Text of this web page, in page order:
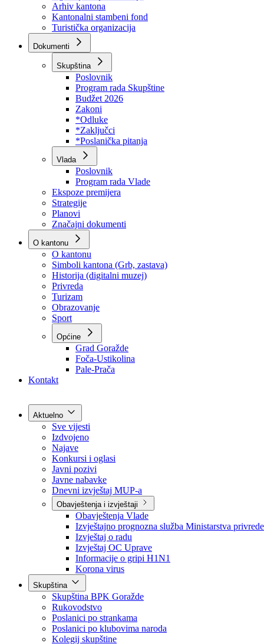
BPK šume
RTV BPK
Agencija za privatizaciju
Arhiv kantona
Kantonalni stambeni fond
Turistička organizacija
Dokumenti
Skupština
Poslovnik
Program rada Skupštine
Budžet 2026
Zakoni
*Odluke
*Zaključci
*Poslanička pitanja
Vlada
Poslovnik
Program rada Vlade
Ekspoze premijera
Strategije
Planovi
Značajni dokumenti
O kantonu
O kantonu
Simboli kantona (Grb, zastava)
Historija (digitalni muzej)
Privreda
Turizam
Obrazovanje
Sport
Općine
Kontakt
Aktuelno
Sve vijesti
Izdvojeno
Najave
Konkursi i oglasi
Javni pozivi
Javne nabavke
Dnevni izvještaj MUP-a
Obavještenja i izvještaji
Obavještenja Vlade
Izvještajno prognozna služba Ministarstva privrede
Izvještaj o radu
Izvještaj OC Uprave
Informacije o gripi H1N1
Korona virus
Skupština
Skupština BPK Goražde
Rukovodstvo